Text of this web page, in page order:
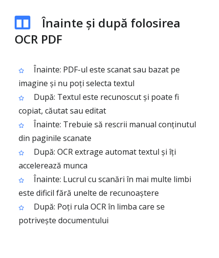
Înainte și după folosirea
OCR PDF
Înainte: PDF-ul este scanat sau bazat pe
imagine și nu poți selecta textul
După: Textul este recunoscut și poate fi
copiat, căutat sau editat
Înainte: Trebuie să rescrii manual conținutul
din paginile scanate
După: OCR extrage automat textul și îți
accelerează munca
Înainte: Lucrul cu scanări în mai multe limbi
este dificil fără unelte de recunoaștere
După: Poți rula OCR în limba care se
potrivește documentului